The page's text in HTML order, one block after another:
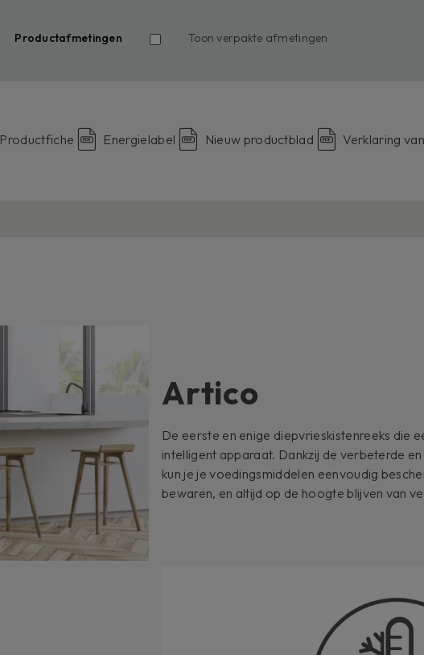
Productafmetingen Toon verpakte afmetingen
Productfiche Energielabel Nieuw productblad Verklaring
Artico
De eerste en enige diepvrieskistenreeks die
intelligent apparaat. Dankzij de verbeterde
kun je je voedingsmiddelen eenvoudig
bewaren, en altijd op de hoogte blijven van